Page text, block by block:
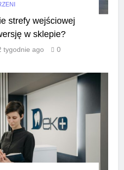
strefy wejściowej
w sklepie?
tygodnie ago 0